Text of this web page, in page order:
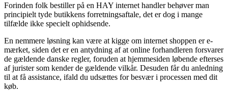
Forinden folk bestiller på en HAY internet handler behøver man
principielt tyde butikkens forretningsaftale, det er dog i mange
tilfælde ikke specielt ophidsende.
En nemmere løsning kan være at kigge om internet shoppen er e-
mærket, siden det er en antydning af at online forhandleren forsvarer
de gældende danske regler, foruden at hjemmesiden løbende efterses
af jurister som kender de gældende vilkår. Desuden får du anledning
til at få assistance, ifald du udsættes for besvær i processen med dit
køb.